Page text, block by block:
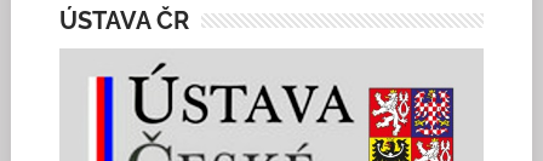
ÚSTAVA ČR